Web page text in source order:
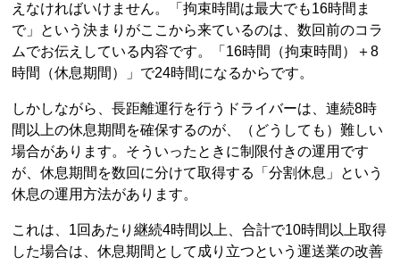
えなければいけません。「拘束時間は最大でも16時間ま
で」という決まりがここから来ているのは、数回前のコラ
ムでお伝えしている内容です。「16時間（拘束時間）＋8
時間（休息期間）」で24時間になるからです。
しかしながら、長距離運行を行うドライバーは、連続8時
間以上の休息期間を確保するのが、（どうしても）難しい
場合があります。そういったときに制限付きの運用です
が、休息期間を数回に分けて取得する「分割休息」という
休息の運用方法があります。
これは、1回あたり継続4時間以上、合計で10時間以上取得
した場合は、休息期間として成り立つという運送業の改善